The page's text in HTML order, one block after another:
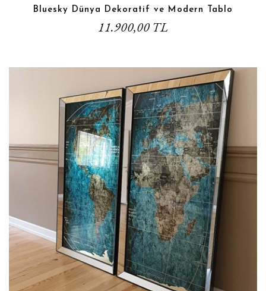
Bluesky Dünya Dekoratif ve Modern Tablo
11.900,00 TL